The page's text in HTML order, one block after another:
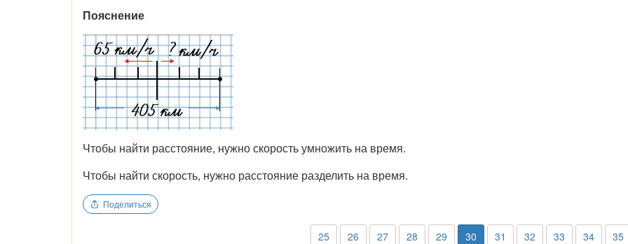
Пояснение
Чтобы найти расстояние, нужно скорость умножить на время.
Чтобы найти скорость, нужно расстояние разделить на время.
Поделиться
25 26 27 28 29 30 31 32 33 34 35